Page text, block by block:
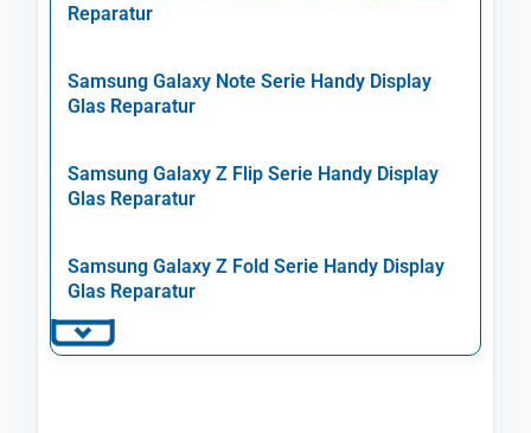
Reparatur
Samsung Galaxy Note Serie Handy Display
Glas Reparatur
Samsung Galaxy Z Flip Serie Handy Display
Glas Reparatur
Samsung Galaxy Z Fold Serie Handy Display
Glas Reparatur